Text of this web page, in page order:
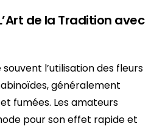
de la Tradition avec
l’utilisation des fleurs
généralement
fumées. Les amateurs
pour son effet rapide et